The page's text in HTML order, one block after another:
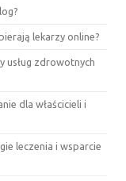
lekarzy online?
usług zdrowotnych
dla właścicieli i
leczenia i wsparcie